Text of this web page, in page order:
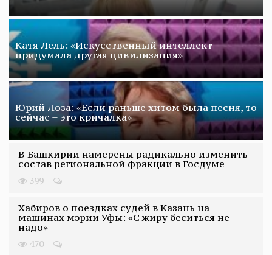
Катя Лель: «Искусственный интеллект
придумала другая цивилизация»
Юрий Лоза: «Если раньше хитом была песня, то
сейчас – это кричалка»
В Башкирии намерены радикально изменить
состав региональной фракции в Госдуме
399
Хабиров о поездках судей в Казань на
машинах мэрии Уфы: «С жиру беситься не
надо»
470